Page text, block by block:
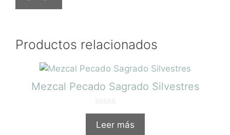
Productos relacionados
Mezcal Pecado Sagrado Silvestres
0
d
eLeer más